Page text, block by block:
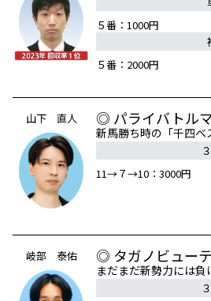
５番：1000円
５番：2000円
山下 直人 ◎ パライバトル
新馬勝ち時の「千四ベ
11→７→10：3000円
岐部 泰佑 ◎ タガノビュー
まだまだ新勢力には負